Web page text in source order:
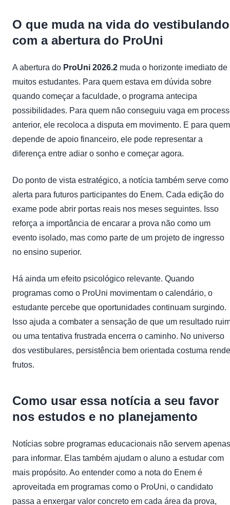
O que muda na vida do vestibulando
com a abertura do ProUni
A abertura do ProUni 2026.2 muda o horizonte imediato de
muitos estudantes. Para quem estava em dúvida sobre
quando começar a faculdade, o programa antecipa
possibilidades. Para quem não conseguiu vaga em
anterior, ele recoloca a disputa em movimento. E para quem
depende de apoio financeiro, ele pode representar a
diferença entre adiar o sonho e começar agora.
Do ponto de vista estratégico, a notícia também serve como
alerta para futuros participantes do Enem. Cada edição do
exame pode abrir portas reais nos meses seguintes. Isso
reforça a importância de encarar a prova não como um
evento isolado, mas como parte de um projeto de ingresso
no ensino superior.
Há ainda um efeito psicológico relevante. Quando
programas como o ProUni movimentam o calendário, o
estudante percebe que oportunidades continuam surgindo.
Isso ajuda a combater a sensação de que um resultado
ou uma tentativa frustrada encerra o caminho. No universo
dos vestibulares, persistência bem orientada costuma
frutos.
Como usar essa notícia a seu favor
nos estudos e no planejamento
Notícias sobre programas educacionais não servem apenas
para informar. Elas também ajudam o aluno a estudar com
mais propósito. Ao entender como a nota do Enem é
aproveitada em programas como o ProUni, o candidato
passa a enxergar valor concreto em cada área da prova,